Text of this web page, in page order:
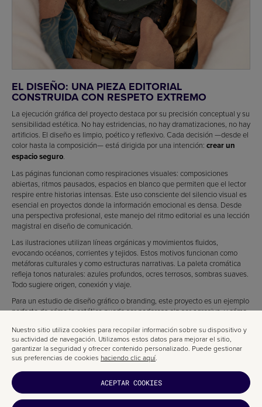
EL DISEÑO: UNA PIEZA EDITORIAL
CONSTRUIDA CON RESPETO EXTREMO
La ejecución gráfica del proyecto destaca por su precisión conceptual y su
sensibilidad estética. No hay estridencias, no hay dramatizaciones, no hay
artificios. El diseño es limpio, poético y reflexivo. Cada decisión —desde el
color hasta la composición— está dirigida por una intención: crear un
espacio seguro.
Las páginas funcionan como respiraciones visuales: composiciones
abiertas, ritmos pausados, espacios en blanco que permiten que el lector
respire entre historias intensas. Este uso consciente del silencio visual es
esencial en proyectos donde la información emocional es densa. Desde
una perspectiva profesional, este manejo del ritmo editorial es una lección
magistral en diseño de comunicación.
Las ilustraciones utilizan líneas orgánicas y movimientos fluidos,
evocando océanos, corrientes y tejidos. Estos motivos funcionan como
metáforas culturales y como estructuras narrativas. La paleta cromática
refleja tonos naturales: azules profundos, ocres terrosos, sombras suaves.
Todo sugiere origen, conexión y viaje.
Para un estudio de diseño gráfico o branding, este proyecto es un ejemplo
perfecto de cómo la estética puede ser poderosa sin ser agresiva, y cómo
Nuestro sitio utiliza cookies para recopilar información sobre su dispositivo y
su actividad de navegación. Utilizamos estos datos para mejorar el sitio,
garantizar la seguridad y ofrecer contenido personalizado. Puede gestionar
sus preferencias de cookies haciendo clic aquí.
ACEPTAR COOKIES